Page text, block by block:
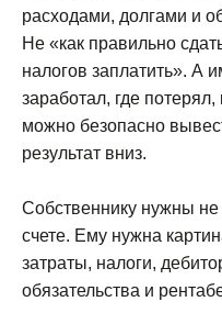
расходами, долгами и
Не «как правильно
налогов заплатить». А
заработал, где
можно безопасно
результат вниз.
Собственнику нужны не
счете. Ему нужна
затраты, налоги,
обязательства и